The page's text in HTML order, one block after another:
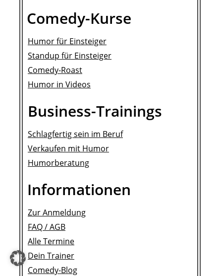
Comedy-Kurse
Humor für Einsteiger
Standup für Einsteiger
Comedy-Roast
Humor in Videos
Business-Trainings
Schlagfertig sein im Beruf
Verkaufen mit Humor
Humorberatung
Informationen
Zur Anmeldung
FAQ /AGB
Alle Termine
Dein Trainer
Comedy-Blog